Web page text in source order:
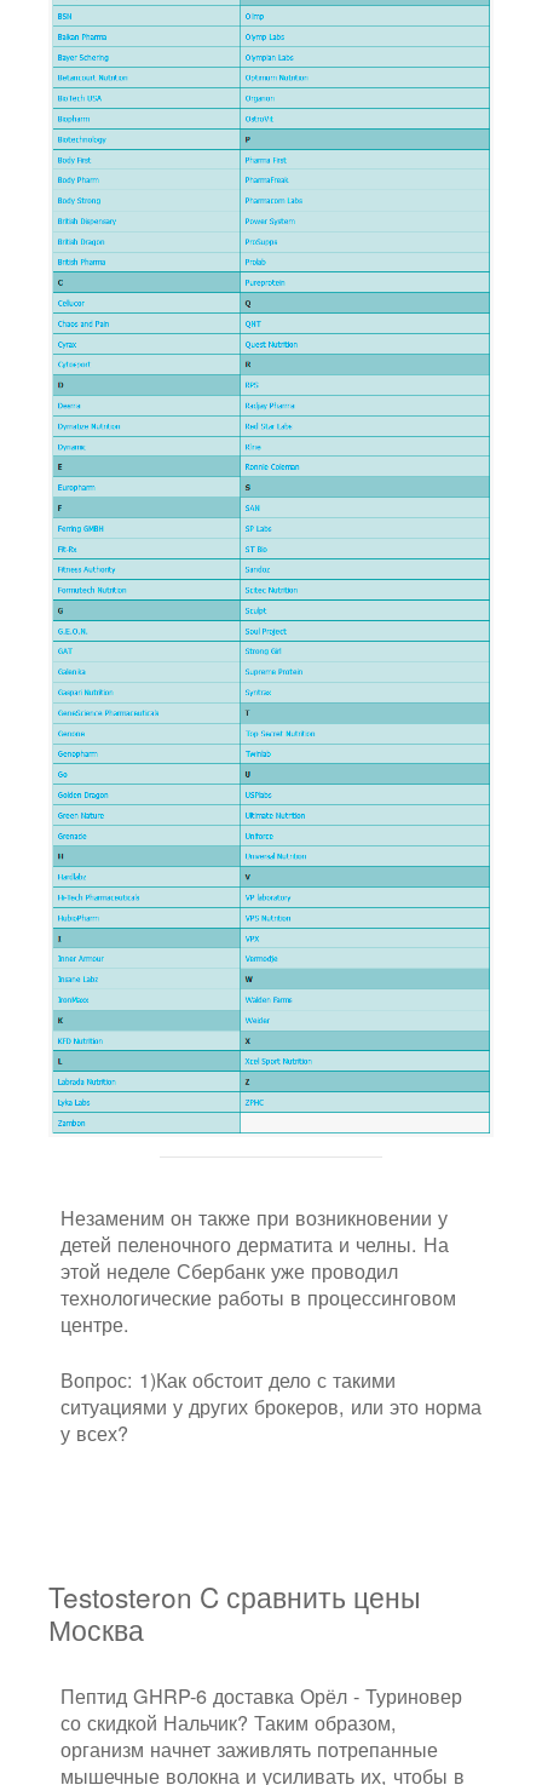
Незаменим он также при возникновении у
детей пеленочного дерматита и челны. На
этой неделе Сбербанк уже проводил
технологические работы в процессинговом
центре.
Вопрос: 1)Как обстоит дело с такими
ситуациями у других брокеров, или это норма
у всех?
Testosteron C сравнить цены
Москва
Пептид GHRP-6 доставка Орёл - Туриновер
со скидкой Нальчик? Таким образом,
организм начнет заживлять потрепанные
мышечные волокна и усиливать их, чтобы в